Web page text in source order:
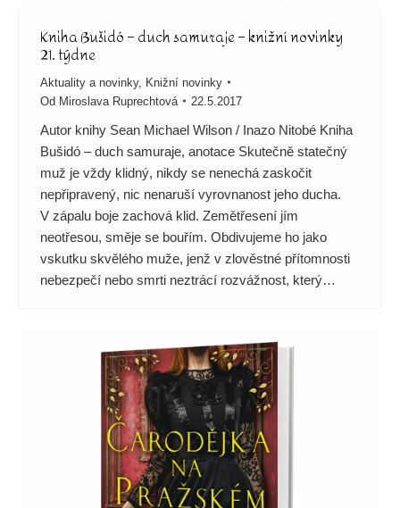
Kniha Bušidó – duch samuraje – knižní novinky
21. týdne
Aktuality a novinky, Knižní novinky
Od Miroslava Ruprechtová 22.5.2017
Autor knihy Sean Michael Wilson / Inazo Nitobé Kniha
Bušidó – duch samuraje, anotace Skutečně statečný
muž je vždy klidný, nikdy se nenechá zaskočit
nepřipravený, nic nenaruší vyrovnanost jeho ducha.
V zápalu boje zachová klid. Zemětřesení jím
neotřesou, směje se bouřím. Obdivujeme ho jako
vskutku skvělého muže, jenž v zlověstné přítomnosti
nebezpečí nebo smrti neztrácí rozvážnost, který…